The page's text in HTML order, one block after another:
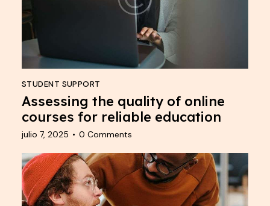
STUDENT SUPPORT
Assessing the quality of online
courses for reliable education
julio 7, 2025 0 Comments